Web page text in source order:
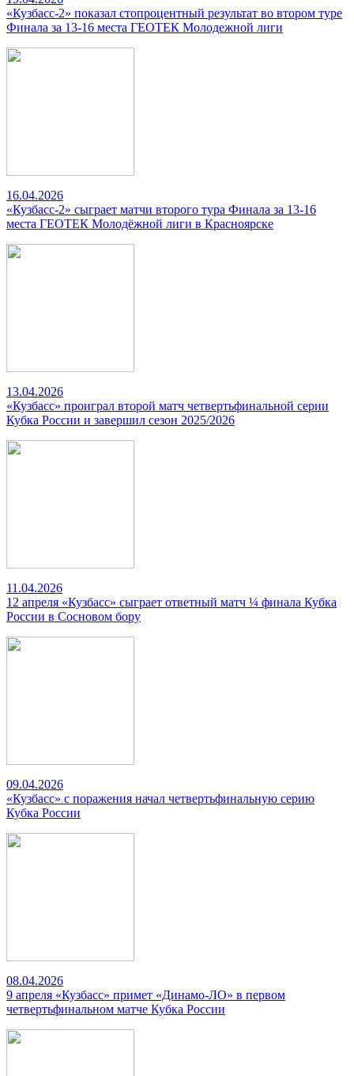
«Кузбасс-2» показал стопроцентный результат во втором туре
Финала за 13-16 места ГЕОТЕК Молодежной лиги
16.04.2026
«Кузбасс-2» сыграет матчи второго тура Финала за 13-16
места ГЕОТЕК Молодёжной лиги в Красноярске
13.04.2026
«Кузбасс» проиграл второй матч четвертьфинальной серии
Кубка России и завершил сезон 2025/2026
11.04.2026
12 апреля «Кузбасс» сыграет ответный матч ¼ финала Кубка
России в Сосновом бору
09.04.2026
«Кузбасс» с поражения начал четвертьфинальную серию
Кубка России
08.04.2026
9 апреля «Кузбасс» примет «Динамо-ЛО» в первом
четвертьфинальном матче Кубка России